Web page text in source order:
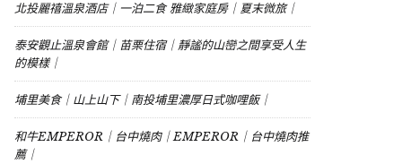
北投麗禧溫泉酒店｜一泊二食 雅緻家庭房｜夏末微旅｜
泰安觀止溫泉會館｜苗栗住宿｜靜謐的山巒之間享受人生
的模樣｜
埔里美食｜山上山下｜南投埔里濃厚日式咖哩飯｜
和牛EMPEROR｜台中燒肉｜EMPEROR｜台中燒肉推
薦｜